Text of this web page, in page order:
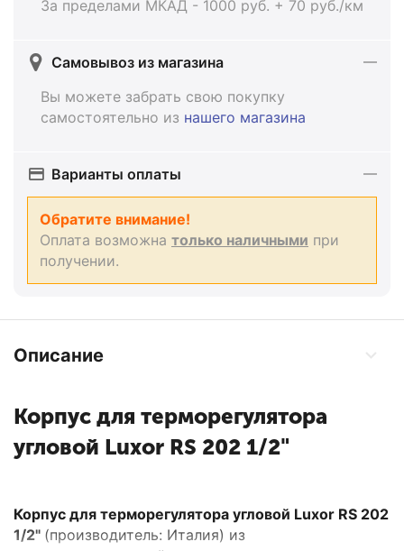
За пределами МКАД - 1000 руб. + 70 руб./км
Самовывоз из магазина
Вы можете забрать свою покупку
самостоятельно из нашего магазина
Варианты оплаты
Обратите внимание!
Оплата возможна только наличными при
получении.
Описание
Корпус для терморегулятора
угловой Luxor RS 202 1/2"
Корпус для терморегулятора угловой Luxor RS 202
1/2" (производитель: Италия) из